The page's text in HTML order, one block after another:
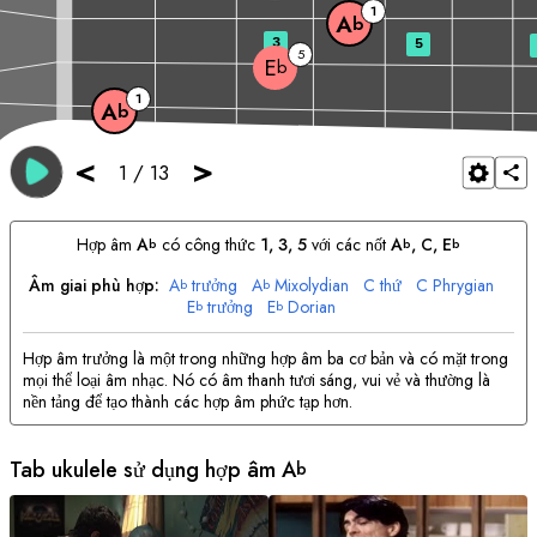
< 1 / 13 >
Ab 1
Eb 5
Ab 1
3 5
Hợp âm Ab có công thức 1, 3, 5 với các nốtAb, C, Eb
Âm giai phù hợp: Ab trưởng Ab Mixolydian C thứ C Phrygian
Eb trưởng Eb Dorian
Hợp âm trưởng là một trong những hợp âm ba cơ bản và có mặt trong
mọi thể loại âm nhạc. Nó có âm thanh tươi sáng, vui vẻ và thường là
nền tảng để tạo thành các hợp âm phức tạp hơn.
Tab ukulele sử dụng hợp âm Ab